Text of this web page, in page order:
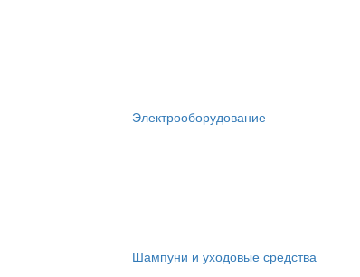
Электрооборудование
Шампуни и уходовые средства